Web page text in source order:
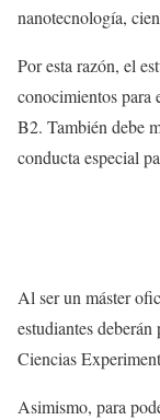
nanotecnología,
Por esta razón, el
conocimientos para
B2. También debe
conducta especial
Al ser un máster
estudiantes deberán
Ciencias
Asimismo, para